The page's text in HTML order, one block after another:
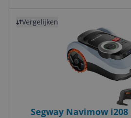
Vergelijken
Segway Navimow